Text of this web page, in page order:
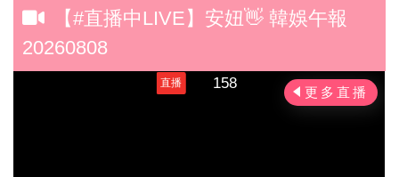
【#直播中LIVE】安妞👋 韓娛午報
20260808